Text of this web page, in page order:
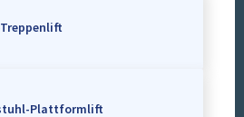
Plattformlift